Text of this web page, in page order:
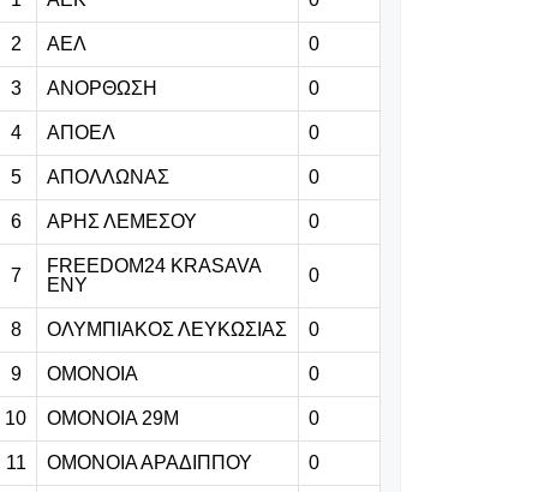
Μπράντον
08.08.2026 | 11:53
Με νίκη γράφει
ιστορία
Ο ανθρωπος -
κλειδί πίσω από
την απόφαση
του Ρόδρι να
διαλέξει την
Μπαρτσελόνα
08.08.2026 | 11:27
2 ΑΕΛ 0
3 ΑΝΟΡΘΩΣΗ 0
4 ΑΠΟΕΛ 0
5 ΑΠΟΛΛΩΝΑΣ 0
6 ΑΡΗΣ ΛΕΜΕΣΟΥ 0
7
FREEDOM24 KRASAVA
ΕΝΥ
0
8 ΟΛΥΜΠΙΑΚΟΣ ΛΕΥΚΩΣΙΑΣ 0
9 ΟΜΟΝΟΙΑ 0
10 ΟΜΟΝΟΙΑ 29Μ 0
11 ΟΜΟΝΟΙΑ ΑΡΑΔΙΠΠΟΥ 0